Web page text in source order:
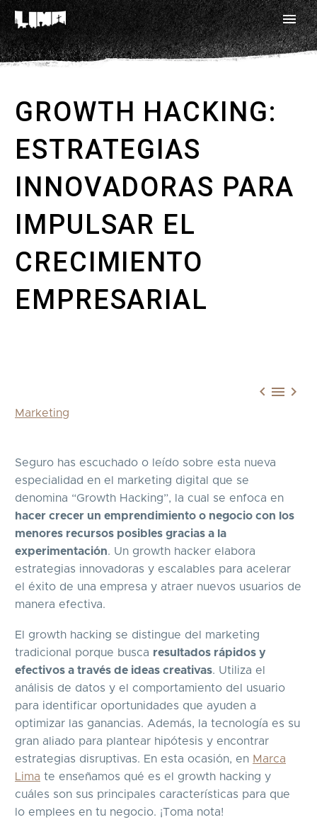
GROWTH HACKING:
ESTRATEGIAS
INNOVADORAS PARA
IMPULSAR EL
CRECIMIENTO
EMPRESARIAL
  
Marketing
Seguro has escuchado o leído sobre esta nueva
especialidad en el marketing digital que se
denomina “Growth Hacking”, la cual se enfoca en
hacer crecer un emprendimiento o negocio con los
menores recursos posibles gracias a la
experimentación. Un growth hacker elabora
estrategias innovadoras y escalables para acelerar
el éxito de una empresa y atraer nuevos usuarios de
manera efectiva.
El growth hacking se distingue del marketing
tradicional porque busca resultados rápidos y
efectivos a través de ideas creativas. Utiliza el
análisis de datos y el comportamiento del usuario
para identificar oportunidades que ayuden a
optimizar las ganancias. Además, la tecnología es su
gran aliado para plantear hipótesis y encontrar
estrategias disruptivas. En esta ocasión, en Marca
Lima te enseñamos qué es el growth hacking y
cuáles son sus principales características para que
lo emplees en tu negocio. ¡Toma nota!